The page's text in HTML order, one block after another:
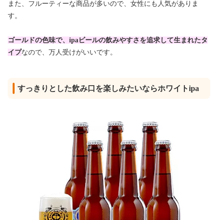
また、フルーティーな商品が多いので、女性にも人気がありま
す。
ゴールドの色味で、ipaビールの飲みやすさを追求して生まれたタ
イプなので、万人受けがいいです。
すっきりとした飲み口を楽しみたいならホワイトipa